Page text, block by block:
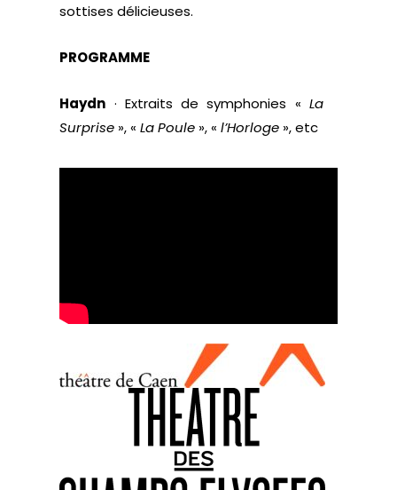
sottises délicieuses.
PROGRAMME
Haydn · Extraits de symphonies «La
Surprise », «La Poule », «l’Horloge », etc